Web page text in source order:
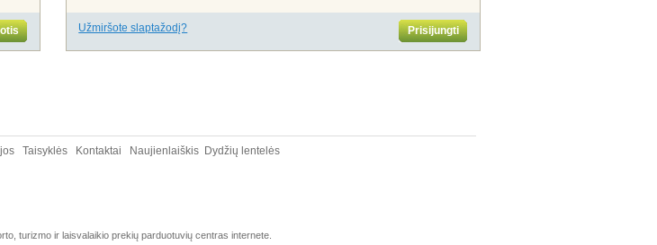
Užmiršote slaptažodį? Prisijungti
Taisyklės Kontaktai Naujienlaiškis Dydžių lentelės
turizmo ir laisvalaikio prekių parduotuvių centras internete.